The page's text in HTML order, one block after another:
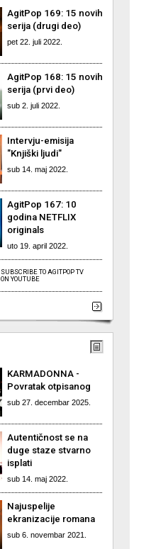
AgitPop 169: 15 novih
serija (drugi deo)
pet 22. juli 2022.
AgitPop 168: 15 novih
serija (prvi deo)
sub 2. juli 2022.
Intervju-emisija
"Knjiški ljudi"
sub 14. maj 2022.
AgitPop 167: 10
godina NETFLIX
originals
uto 19. april 2022.
SUBSCRIBE TO AGITPOP TV
ON YOUTUBE
KARMADONNA -
Povratak otpisanog
sub 27. decembar 2025.
Autentičnost se na
duge staze stvarno
isplati
sub 14. maj 2022.
Najuspelije
ekranizacije romana
sub 6. novembar 2021.